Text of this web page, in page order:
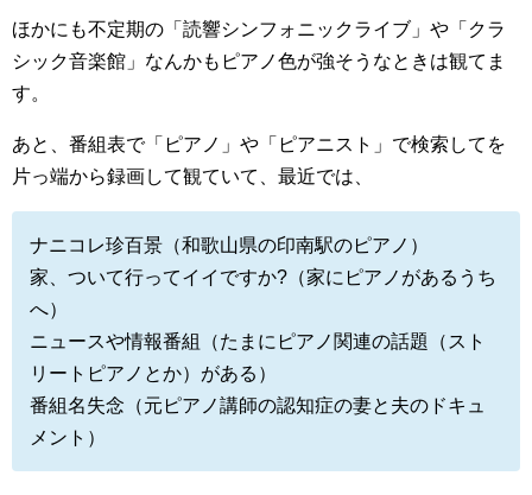
ほかにも不定期の「読響シンフォニックライブ」や「クラ
シック音楽館」なんかもピアノ色が強そうなときは観てま
す。
あと、番組表で「ピアノ」や「ピアニスト」で検索してを
片っ端から録画して観ていて、最近では、
ナニコレ珍百景（和歌山県の印南駅のピアノ）
家、ついて行ってイイですか?（家にピアノがあるうち
へ）
ニュースや情報番組（たまにピアノ関連の話題（スト
リートピアノとか）がある）
番組名失念（元ピアノ講師の認知症の妻と夫のドキュ
メント）